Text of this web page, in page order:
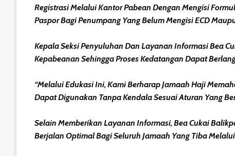
Registrasi Melalui Kantor Pabean Dengan Mengisi
Paspor Bagi Penumpang Yang Belum Mengisi ECD
Kepala Seksi Penyuluhan Dan Layanan Informasi Bea
Kepabeanan Sehingga Proses Kedatangan Dapat
“Melalui Edukasi Ini, Kami Berharap Jamaah Haji
Dapat Digunakan Tanpa Kendala Sesuai Aturan Yang
Selain Memberikan Layanan Informasi, Bea Cukai
Berjalan Optimal Bagi Seluruh Jamaah Yang Tiba